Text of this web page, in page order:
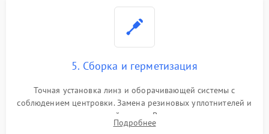
5. Сборка и герметизация
Точная установка линз и оборачивающей системы с
соблюдением центровки. Замена резиновых уплотнителей и
нанесение влагозащитной смазки. Вакуумирование корпуса
и заполнение его осушенным азотом или аргоном для
Подробнее